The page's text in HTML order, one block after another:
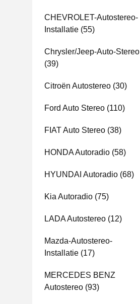
CHEVROLET-Autostereo-
Installatie (55)
Chrysler/Jeep-Auto-Stereo
(39)
Citroën Autostereo (30)
Ford Auto Stereo (110)
FIAT Auto Stereo (38)
HONDA Autoradio (58)
HYUNDAI Autoradio (68)
Kia Autoradio (75)
LADA Autostereo (12)
Mazda-Autostereo-
Installatie (17)
MERCEDES BENZ
Autostereo (93)